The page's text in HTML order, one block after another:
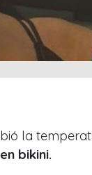
la
bikini.